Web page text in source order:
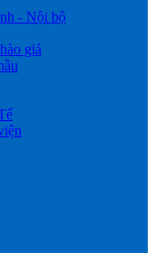
- Nội bộ
giá